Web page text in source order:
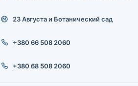
23 Августа и Ботанический сад
+380 66 508 2060
+380 68 508 2060